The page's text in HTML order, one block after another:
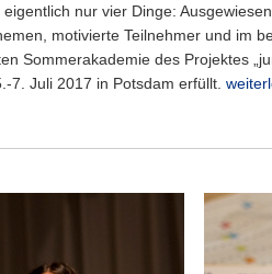
nur vier Dinge:
motivierte Teilnehmer und im
Sommerakademie des Projektes
7. Juli 2017 in Potsdam erfüllt.